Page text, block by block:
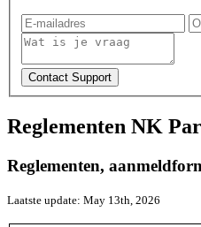
Reglementen NK
Reglementen,
Laatste update: May 13th, 2026